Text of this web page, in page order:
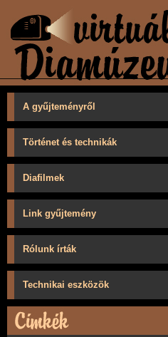
A gyűjteményről
Történet és technikák
Diafilmek
Link gyűjtemény
Rólunk írták
Technikai eszközök